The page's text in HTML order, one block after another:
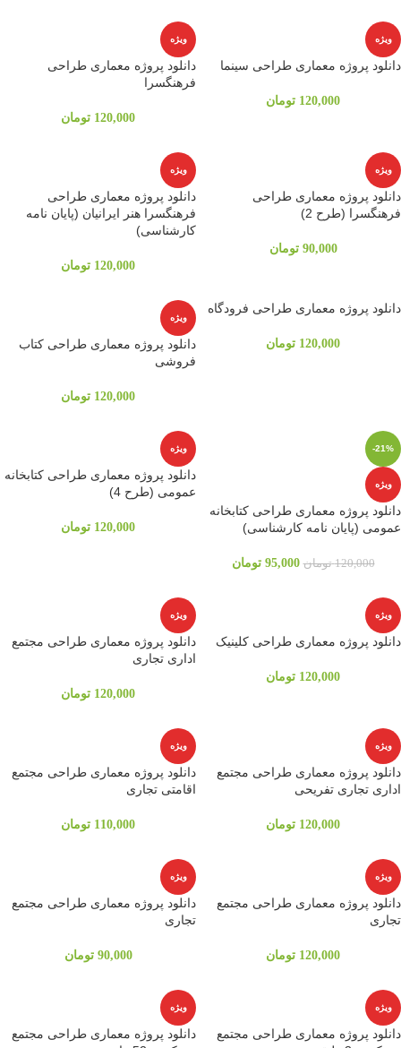
ویژه
دانلود پروژه معماری طراحی سینما
120,000 تومان
ویژه
دانلود پروژه معماری طراحی
فرهنگسرا
120,000 تومان
ویژه
دانلود پروژه معماری طراحی
فرهنگسرا (طرح 2)
90,000 تومان
ویژه
دانلود پروژه معماری طراحی
فرهنگسرا هنر ایرانیان (پایان نامه
کارشناسی)
120,000 تومان
دانلود پروژه معماری طراحی فرودگاه
120,000 تومان
ویژه
دانلود پروژه معماری طراحی کتاب
فروشی
120,000 تومان
-21%
ویژه
دانلود پروژه معماری طراحی کتابخانه
عمومی (پایان نامه کارشناسی)
120,000 تومان 95,000 تومان
ویژه
دانلود پروژه معماری طراحی کتابخانه
عمومی (طرح 4)
120,000 تومان
ویژه
دانلود پروژه معماری طراحی کلینیک
120,000 تومان
ویژه
دانلود پروژه معماری طراحی مجتمع
اداری تجاری
120,000 تومان
ویژه
دانلود پروژه معماری طراحی مجتمع
اداری تجاری تفریحی
120,000 تومان
ویژه
دانلود پروژه معماری طراحی مجتمع
اقامتی تجاری
110,000 تومان
ویژه
دانلود پروژه معماری طراحی مجتمع
تجاری
120,000 تومان
ویژه
دانلود پروژه معماری طراحی مجتمع
تجاری
90,000 تومان
ویژه
دانلود پروژه معماری طراحی مجتمع
ویژه
دانلود پروژه معماری طراحی مجتمع